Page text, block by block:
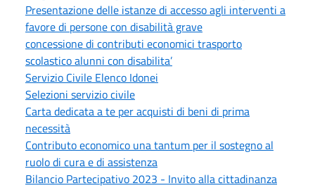
Presentazione delle istanze di accesso agli interventi a
favore di persone con disabilità grave
concessione di contributi economici trasporto
scolastico alunni con disabilita’
Servizio Civile Elenco Idonei
Selezioni servizio civile
Carta dedicata a te per acquisti di beni di prima
necessità
Contributo economico una tantum per il sostegno al
ruolo di cura e di assistenza
Bilancio Partecipativo 2023 - Invito alla cittadinanza